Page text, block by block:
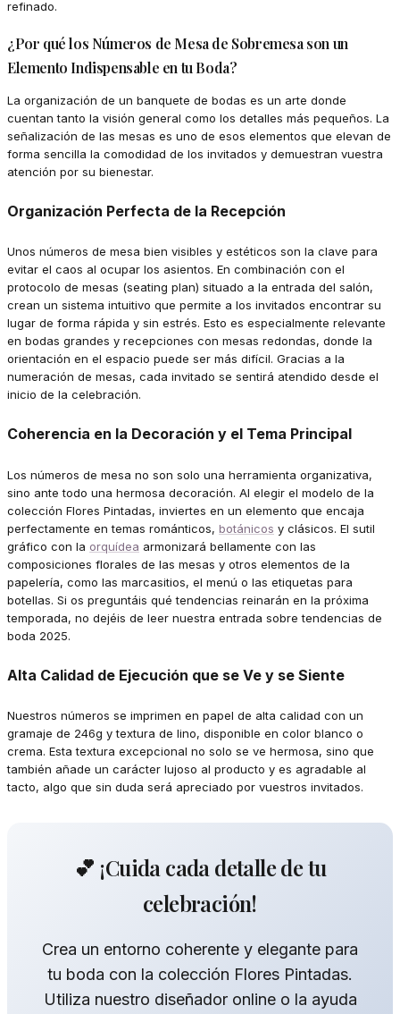
refinado.
¿Por qué los Números de Mesa de Sobremesa son un
Elemento Indispensable en tu Boda?
La organización de un banquete de bodas es un arte donde
cuentan tanto la visión general como los detalles más pequeños. La
señalización de las mesas es uno de esos elementos que elevan de
forma sencilla la comodidad de los invitados y demuestran vuestra
atención por su bienestar.
Organización Perfecta de la Recepción
Unos números de mesa bien visibles y estéticos son la clave para
evitar el caos al ocupar los asientos. En combinación con el
protocolo de mesas (seating plan) situado a la entrada del salón,
crean un sistema intuitivo que permite a los invitados encontrar su
lugar de forma rápida y sin estrés. Esto es especialmente relevante
en bodas grandes y recepciones con mesas redondas, donde la
orientación en el espacio puede ser más difícil. Gracias a la
numeración de mesas, cada invitado se sentirá atendido desde el
inicio de la celebración.
Coherencia en la Decoración y el Tema Principal
Los números de mesa no son solo una herramienta organizativa,
sino ante todo una hermosa decoración. Al elegir el modelo de la
colección Flores Pintadas, inviertes en un elemento que encaja
perfectamente en temas románticos, botánicos y clásicos. El sutil
gráfico con la orquídea armonizará bellamente con las
composiciones florales de las mesas y otros elementos de la
papelería, como las marcasitios, el menú o las etiquetas para
botellas. Si os preguntáis qué tendencias reinarán en la próxima
temporada, no dejéis de leer nuestra entrada sobre tendencias de
boda 2025.
Alta Calidad de Ejecución que se Ve y se Siente
Nuestros números se imprimen en papel de alta calidad con un
gramaje de 246g y textura de lino, disponible en color blanco o
crema. Esta textura excepcional no solo se ve hermosa, sino que
también añade un carácter lujoso al producto y es agradable al
tacto, algo que sin duda será apreciado por vuestros invitados.
💕 ¡Cuida cada detalle de tu
celebración!
Crea un entorno coherente y elegante para
tu boda con la colección Flores Pintadas.
Utiliza nuestro diseñador online o la ayuda